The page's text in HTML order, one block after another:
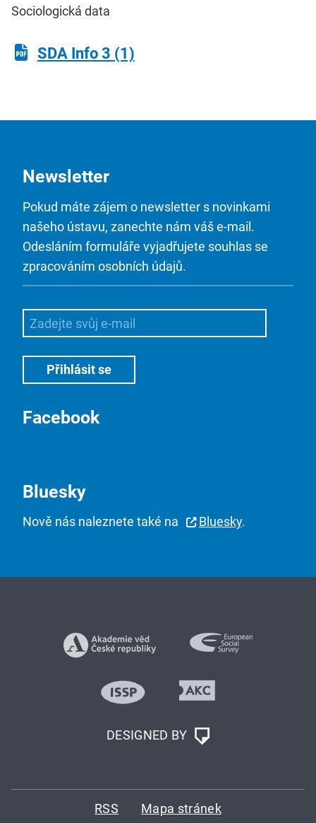
Sociologická data
SDA Info 3 (1)
Newsletter
Pokud máte zájem o newsletter s novinkami
našeho ústavu, zanechte nám váš e-mail.
Odesláním formuláře vyjadřujete souhlas se
zpracováním osobních údajů.
Facebook
Bluesky
Nově nás naleznete také na Bluesky.
DESIGNED BY
RSS
Mapa stránek